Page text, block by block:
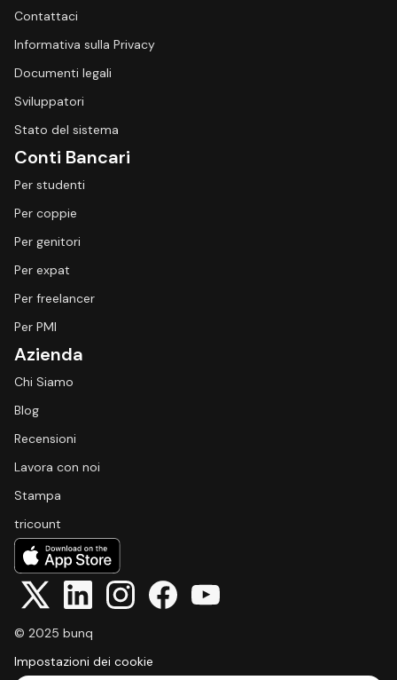
Contattaci
Informativa sulla Privacy
Documenti legali
Sviluppatori
Stato del sistema
Conti Bancari
Per studenti
Per coppie
Per genitori
Per expat
Per freelancer
Per PMI
Azienda
Chi Siamo
Blog
Recensioni
Lavora con noi
Stampa
tricount
© 2025 bunq
Impostazioni dei cookie